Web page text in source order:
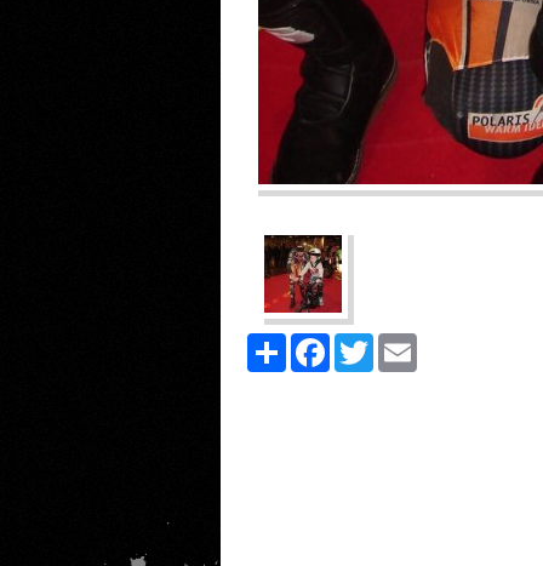
Share FacebookTwitter